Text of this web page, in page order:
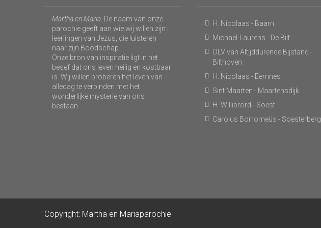
Martha en Maria . De naam van onze
parochie geeft aan wie wij willen zijn:
leerlingen van Jezus, die luisteren
naar zijn Boodschap.
Onze bron van inspiratie ligt in het
besef dat ons leven heilig en kostbaar
is. Wij willen proberen het leven van
alledag te verbinden met het
wonderlijke mysterie van ons
bestaan.
H. Nicolaas - Baarn
Michaël-Laurens - De Bilt
OLV van Altijddurende Bijstand -
Bilthoven
H. Nicolaas - Eemnes
Sint Maarten - Maartensdijk
H. Willibrord - Soest
Carolus Borromeüs - Soesterberg
Copyright: Martha en Mariaparochie